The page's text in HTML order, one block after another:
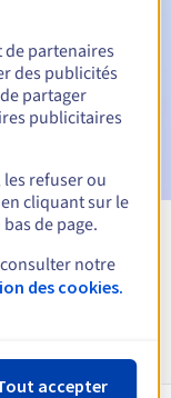
de la
pour
de partenaires
des publicités
partager
publicitaires
refuser ou
cliquant sur le
de page.
notre
des cookies.
accepter